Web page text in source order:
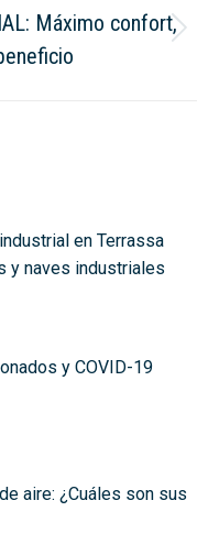
Máximo confort,
en Terrassa
y naves industriales
y COVID-19
aire: ¿Cuáles son sus